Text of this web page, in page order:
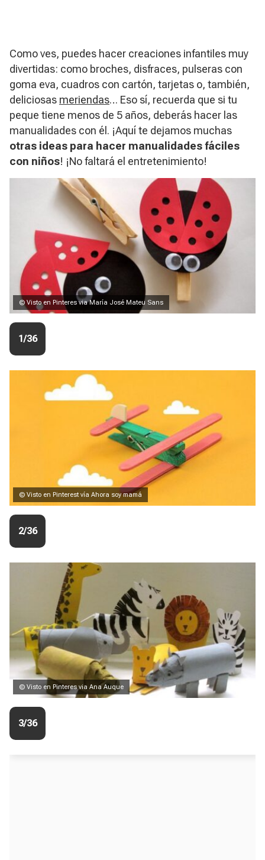
Como ves, puedes hacer creaciones infantiles muy
divertidas: como broches, disfraces, pulseras con
goma eva, cuadros con cartón, tarjetas o, también,
deliciosas meriendas… Eso sí, recuerda que si tu
peque tiene menos de 5 años, deberás hacer las
manualidades con él. ¡Aquí te dejamos muchas
otras ideas para hacer manualidades fáciles
con niños! ¡No faltará el entretenimiento!
© Visto en Pinteres via María José Mateu Sans
1/36
© Visto en Pinterest vía Ahora soy mamá
2/36
© Visto en Pinteres via Ana Auque
3/36